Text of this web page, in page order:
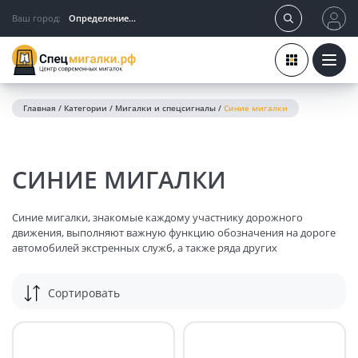
Ваш город: Определение...
Главная / Категории / Мигалки и спецсигналы / Синие мигалки
СИНИЕ МИГАЛКИ
Синие мигалки, знакомые каждому участнику дорожного
движения, выполняют важную функцию обозначения на дороге
автомобилей экстренных служб, а также ряда других
федеральными законами.
Назначение синих проблесковых маячковзаключается в
Сортировать